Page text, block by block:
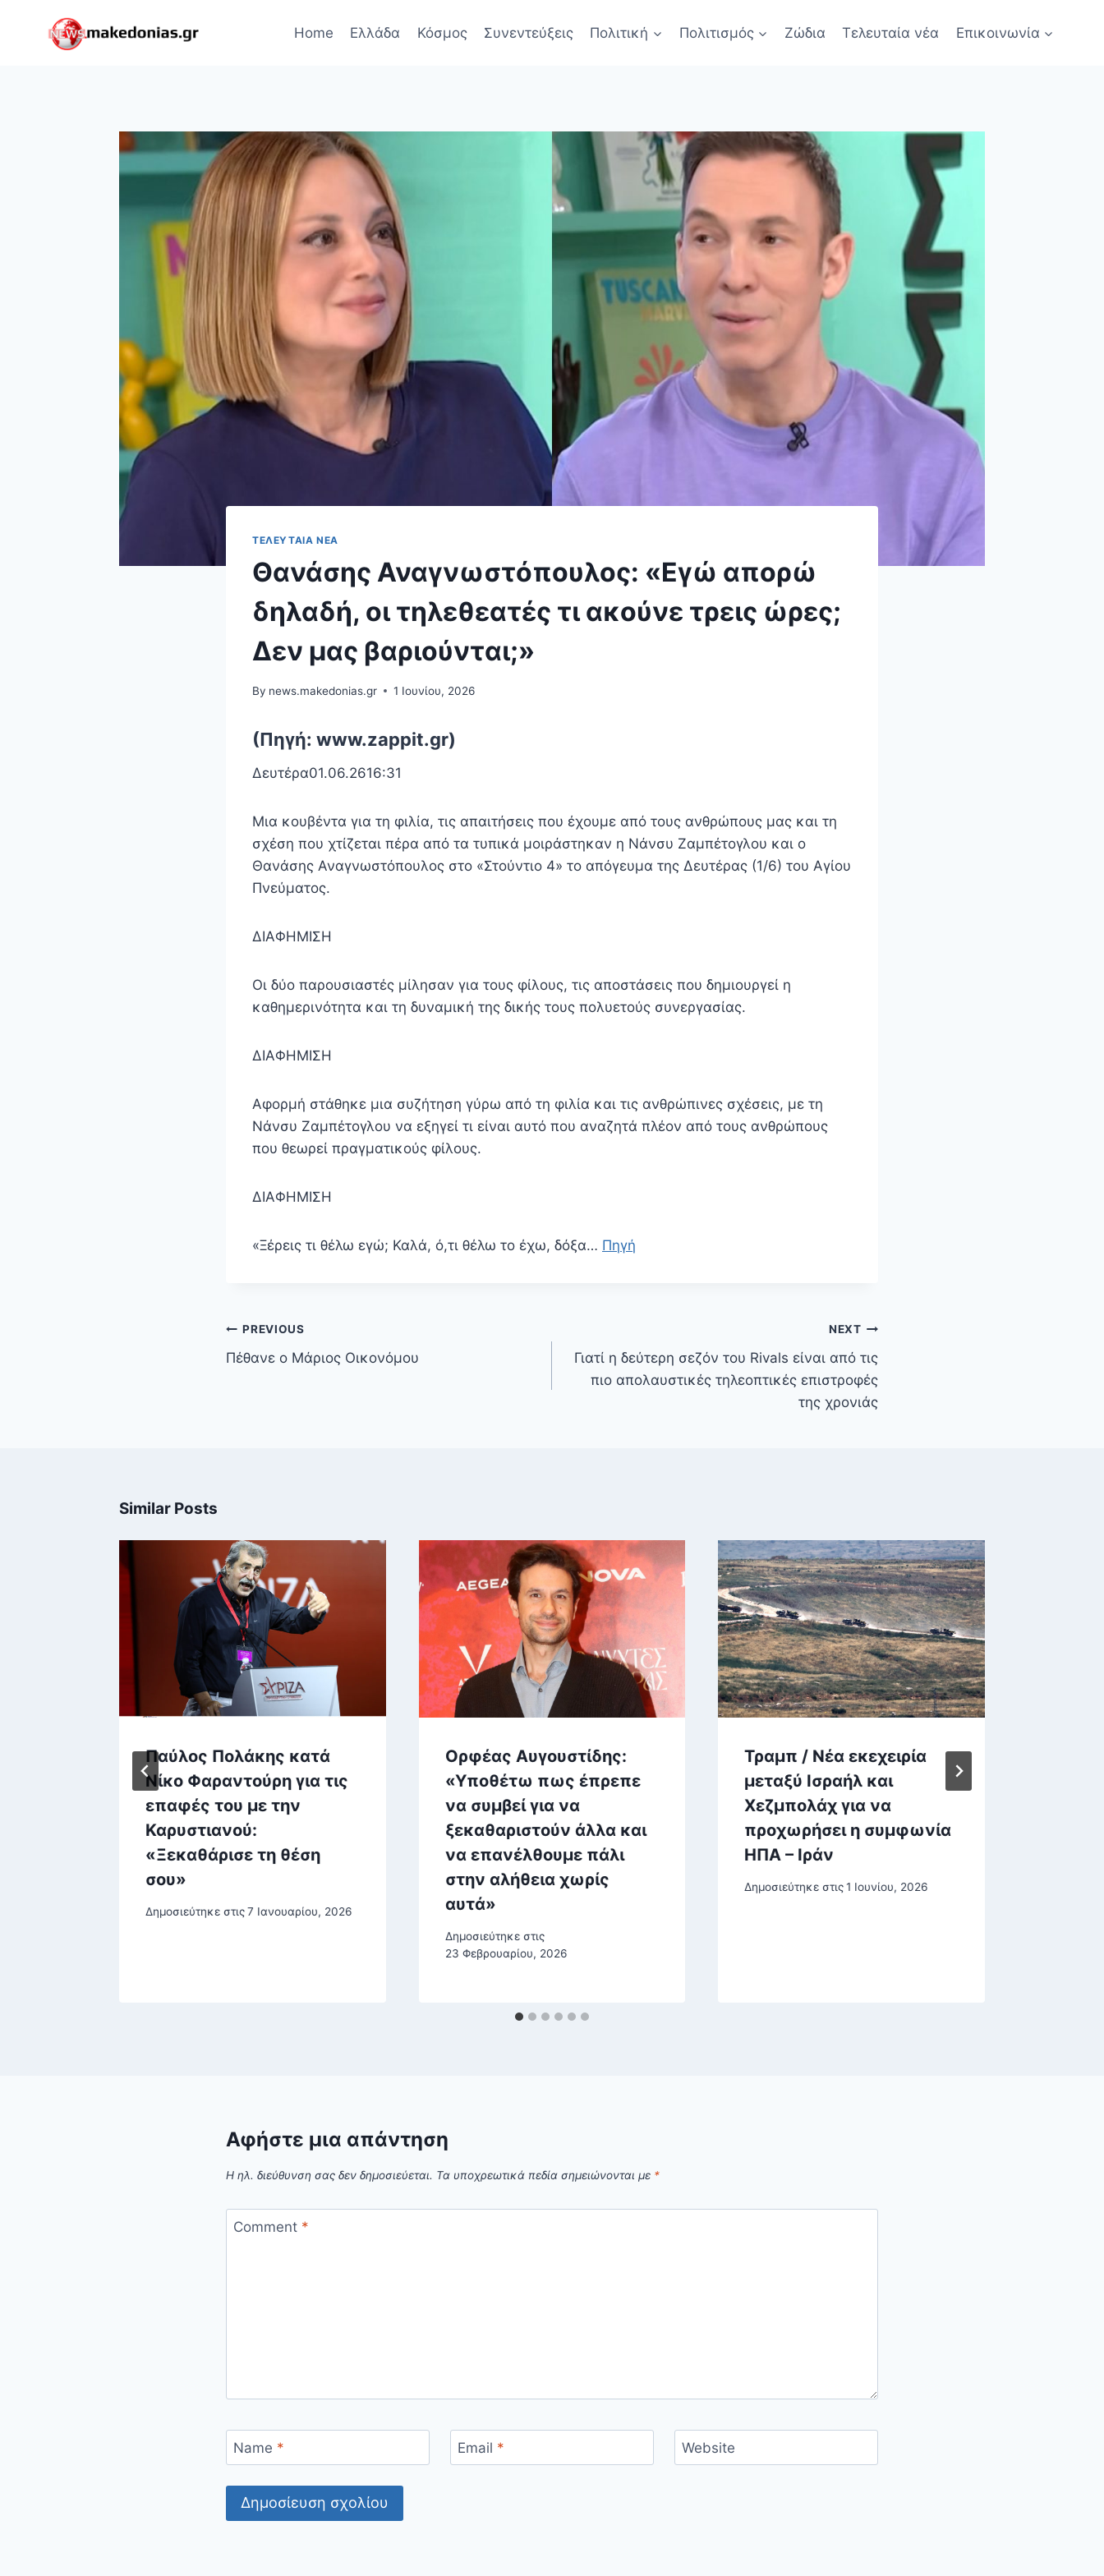
Home Ελλάδα Κόσμος Συνεντεύξεις Πολιτική Πολιτισμός Ζώδια Τελευταία νέα Επικοινωνία
ΤΕΛΕΥΤΑΊΑ ΝΈΑ
Θανάσης Αναγνωστόπουλος: «Εγώ απορώ
δηλαδή, οι τηλεθεατές τι ακούνε τρεις ώρες;
Δεν μας βαριούνται;»
By news.makedonias.gr 1 Ιουνίου, 2026
(Πηγή: www.zappit.gr)
Δευτέρα01.06.2616:31
Μια κουβέντα για τη φιλία, τις απαιτήσεις που έχουμε από τους ανθρώπους μας και τη
σχέση που χτίζεται πέρα από τα τυπικά μοιράστηκαν η Νάνσυ Ζαμπέτογλου και ο
Θανάσης Αναγνωστόπουλος στο «Στούντιο 4» το απόγευμα της Δευτέρας (1/6) του Αγίου
Πνεύματος.
ΔΙΑΦΗΜΙΣΗ
Οι δύο παρουσιαστές μίλησαν για τους φίλους, τις αποστάσεις που δημιουργεί η
καθημερινότητα και τη δυναμική της δικής τους πολυετούς συνεργασίας.
ΔΙΑΦΗΜΙΣΗ
Αφορμή στάθηκε μια συζήτηση γύρω από τη φιλία και τις ανθρώπινες σχέσεις, με τη
Νάνσυ Ζαμπέτογλου να εξηγεί τι είναι αυτό που αναζητά πλέον από τους ανθρώπους
που θεωρεί πραγματικούς φίλους.
ΔΙΑΦΗΜΙΣΗ
«Ξέρεις τι θέλω εγώ; Καλά, ό,τι θέλω το έχω, δόξα… Πηγή
Πλοήγηση
άρθρων
PREVIOUS
Πέθανε ο Μάριος Οικονόμου
NEXT
Γιατί η δεύτερη σεζόν του Rivals είναι από τις
πιο απολαυστικές τηλεοπτικές επιστροφές
της χρονιάς
Similar Posts
Παύλος Πολάκης κατά
Νίκο Φαραντούρη για τις
επαφές του με την
Καρυστιανού:
«Ξεκαθάρισε τη θέση
σου»
Δημοσιεύτηκε στις7 Ιανουαρίου, 2026
Ορφέας Αυγουστίδης:
«Υποθέτω πως έπρεπε
να συμβεί για να
ξεκαθαριστούν άλλα και
να επανέλθουμε πάλι
στην αλήθεια χωρίς
αυτά»
Δημοσιεύτηκε στις
23 Φεβρουαρίου, 2026
Τραμπ / Νέα εκεχειρία
μεταξύ Ισραήλ και
Χεζμπολάχ για να
προχωρήσει η συμφωνία
ΗΠΑ – Ιράν
Δημοσιεύτηκε στις 1 Ιουνίου, 2026
Αφήστε μια απάντηση
Η ηλ. διεύθυνση σας δεν δημοσιεύεται. Τα υποχρεωτικά πεδία σημειώνονται με *
Comment *
Name * Email * Website